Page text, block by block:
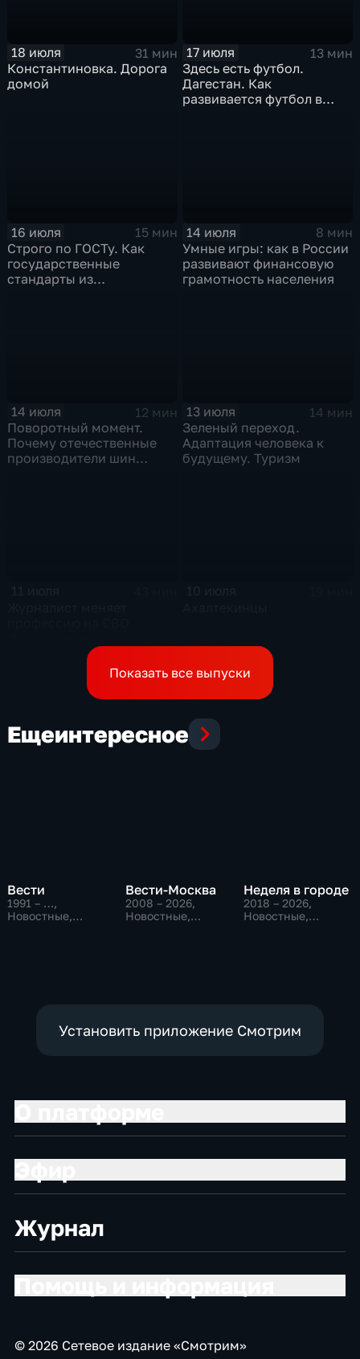
18 июля
31 мин
Константиновка. Дорога
домой
17 июля
13 мин
Здесь есть футбол.
Дагестан. Как
развивается футбол в
16 июля
15 мин
Строго по ГОСТу. Как
государственные
стандарты из
14 июля
8 мин
Умные игры: как в России
развивают финансовую
грамотность населения
14 июля
12 мин
Поворотный момент.
Почему отечественные
производители шин
13 июля
14 мин
Зеленый переход.
Адаптация человека к
будущему. Туризм
подписавшего контракт
Показать все выпуски
Ещеинтересное
Вести
1991 – …,
Новостные,
Вести-Москва
2008 – 2026,
Новостные,
Неделя в городе
2018 – 2026,
Новостные,
Установить приложение Смотрим
Журнал
© 2026 Сетевое издание «Смотрим»